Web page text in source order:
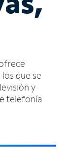
que se
y
telefonía